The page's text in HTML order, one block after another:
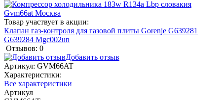
Товар участвует в акции:
Клапан газ-контроля для газовой плиты Gorenje G639281
G639284 Mgc002un
Отзывов: 0
Добавить отзыв
Артикул: GVM66AT
Характеристики:
Все характеристики
Артикул